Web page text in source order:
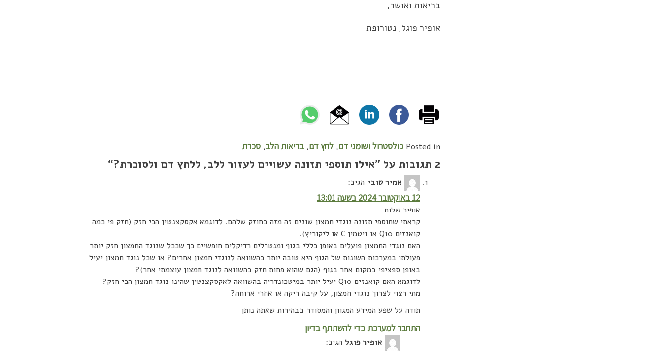
בריאות ואושר,
אופיר פוגל, נטורופת
Posted in כולסטרול ושומני דם, לחץ דם,בריאות הלב, סכרת
2 תגובות על ” אילו תוספי תזונה עשויים לעזור ללב, ללחץ דם ולסוכרת?“
אמיר טובי הגיב:
12 באוקטובר 2024 בשעה 13:01
אופיר שלום
קראתי שתוספי תזונה נוגדי חמצון שונים זה מזה בחוזק שלהם. לדוגמא אקסקצנטין הכי חזק (חזק פי כמה
קואנזים Q10 או ויטמין C או ליקוריץ).
האם נוגדי החמצון פועלים באופן כללי בגוף ומנטרלים רדיקלים חופשיים כך שככל שנוגד החמצון חזק יותר
פעולתו במערכות השונות של הגוף היא טובה יותר בהשוואה לנוגדי חמצון אחרים? או שכל נוגד חמצון יעיל
באופן ספציפי במקום אחר בגוף (הגם שהוא פחות חזק בהשוואה לנוגד חמצון עוצמתי אחר)?
לדוגמא האם קואנזים Q10 יעיל יותר במיטכונדריה בהשוואה לאקסקצנטין שהינו נוגד חמצון הכי חזק?
מתי רצוי לצרוך נוגדי חמצון, על קיבה ריקה או אחרי ארוחה?
תודה על שפע המידע המגוון והמסודר בבהירות שאתה נותן
התחבר למערכת כדי להשתתף בדיון
אופיר פוגל הגיב: